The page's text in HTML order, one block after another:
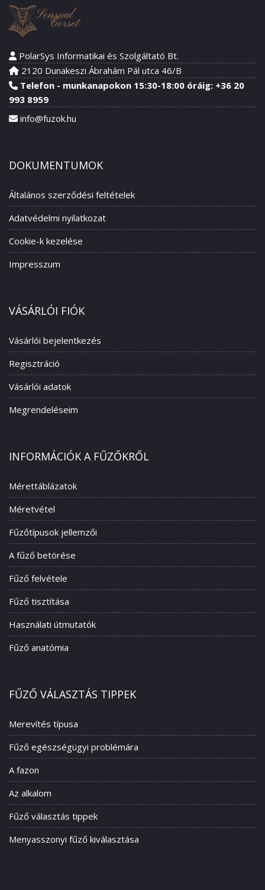
PolarSys Informatikai és Szolgáltató Bt.
2120 Dunakeszi Ábrahám Pál utca 46/B
Telefon - munkanapokon 15:30-18:00 óráig: +36 20
993 8959
info@fuzok.hu
DOKUMENTUMOK
Általános szerződési feltételek
Adatvédelmi nyilatkozat
Cookie-k kezelése
Impresszum
VÁSÁRLÓI FIÓK
Vásárlói bejelentkezés
Regisztráció
Vásárlói adatok
Megrendeléseim
INFORMÁCIÓK A FŰZŐKRŐL
Mérettáblázatok
Méretvétel
Fűzőtípusok jellemzői
A fűző betörése
Fűző felvétele
Fűző tisztítása
Használati útmutatók
Fűző anatómia
FŰZŐ VÁLASZTÁS TIPPEK
Merevítés típusa
Fűző egészségügyi problémára
A fazon
Az alkalom
Fűző választás tippek
Menyasszonyi fűző kiválasztása